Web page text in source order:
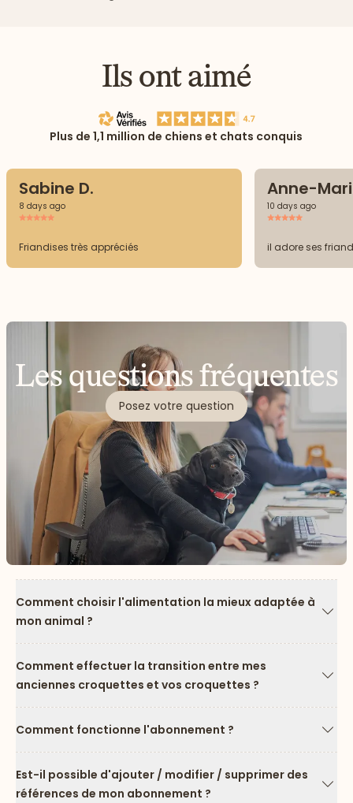
Ils ont aimé
Plus de 1,1 million de chiens et chats conquis
Sabine D.
8 days ago
Friandises très appréciés
Anne-
10 days ago
il adore ses
Les questions fréquentes
Posez votre question
Comment choisir l'alimentation la mieux adaptée à
mon animal ?
Comment effectuer la transition entre mes
anciennes croquettes et vos croquettes ?
Comment fonctionne l'abonnement ?
Est-il possible d'ajouter / modifier / supprimer des
références de mon abonnement ?